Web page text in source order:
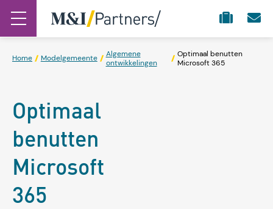
Home Modelgemeente
Algemene
ontwikkelingen
Optimaal benutten
Microsoft 365
Optimaal
benutten
Microsoft
365